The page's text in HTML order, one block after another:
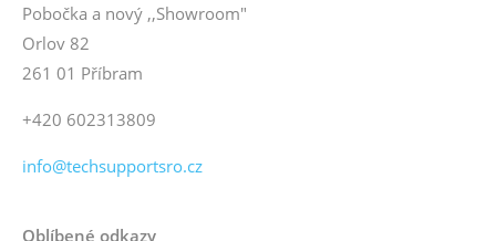
Pobočka a nový ,,Showroom"
Orlov 82
261 01 Příbram
+420 602313809
info@techsupportsro.cz
Oblíbené odkazy